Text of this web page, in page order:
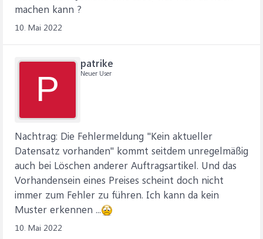
machen kann ?
10. Mai 2022
P
patrike
Neuer User
Nachtrag: Die Fehlermeldung "Kein aktueller
Datensatz vorhanden" kommt seitdem unregelmäßig
auch bei Löschen anderer Auftragsartikel. Und das
Vorhandensein eines Preises scheint doch nicht
immer zum Fehler zu führen. Ich kann da kein
Muster erkennen ...
10. Mai 2022